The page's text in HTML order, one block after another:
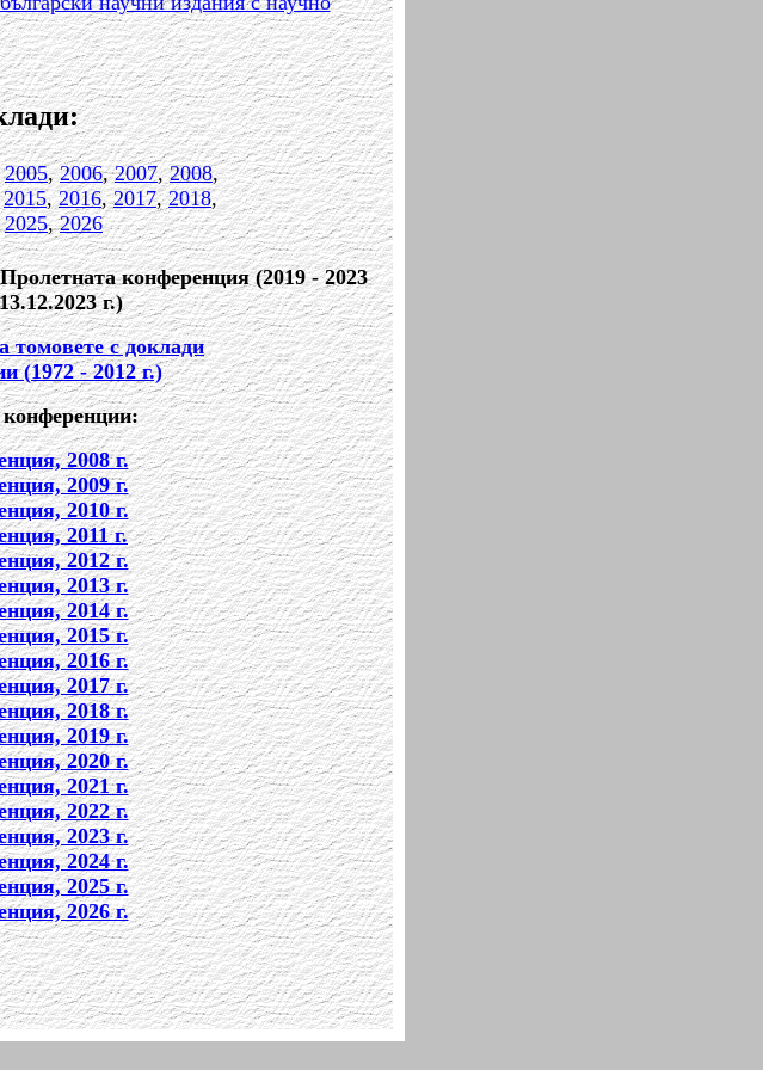
2005,2006,2007,2008,
2015,2016,2017,2018,
2025,2026
конференция (2019 - 2023
г.)
с доклади
(1972 - 2012г.)
2008 г.
2009 г.
2010 г.
2011 г.
2012 г.
2013 г.
2014 г.
2015 г.
2016 г.
2017 г.
2018 г.
2019 г.
2020 г.
2021 г.
2022 г.
2023 г.
2024 г.
2025 г.
2026 г.